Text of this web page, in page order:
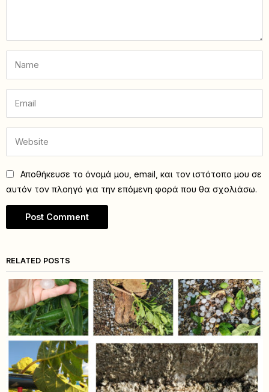
Αποθήκευσε το όνομά μου, email, και τον ιστότοπο μου σε
αυτόν τον πλοηγό για την επόμενη φορά που θα σχολιάσω.
RELATED POSTS